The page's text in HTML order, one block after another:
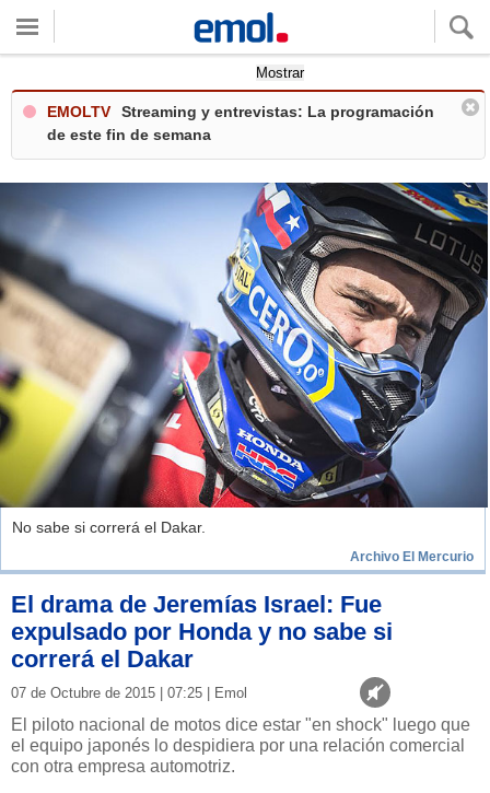
Mostrar
EMOLTV
Streaming y entrevistas: La programación
de este fin de semana
No sabe si correrá el Dakar.
Archivo El Mercurio
El drama de Jeremías Israel: Fue
expulsado por Honda y no sabe si
correrá el Dakar
07 de Octubre de 2015 | 07:25 | Emol
El piloto nacional de motos dice estar "en shock" luego que
el equipo japonés lo despidiera por una relación comercial
con otra empresa automotriz.